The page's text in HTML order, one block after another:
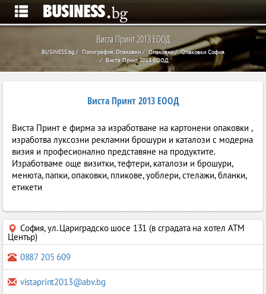
Виста Принт 2013 ЕООД
BUSINESS.bg Полиграфия, Опаковки Опаковки
Опаковки София
Виста Принт 2013 ЕООД
Виста Принт 2013 ЕООД
Виста Принт e фирма за изработване на картонени опаковки ,
изработва луксозни рекламни брошури и каталози с модерна
визия и професионално представяне на продуктите.
Изработваме още визитки, тефтери, каталози и брошури,
менюта, папки, опаковки, пликове, уоблери, стелажи, бланки,
етикети
София,ул. Цариградско шосе 131 (в сградата на хотел АТМ
Център)
0887 205 609
vistaprint2013@abv.bg